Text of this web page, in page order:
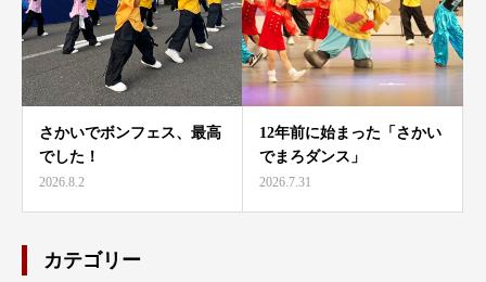
さかいでボンフェス、最高
でした！
2026.8.2
12年前に始まった「さかい
でまろダンス」
2026.7.31
カテゴリー